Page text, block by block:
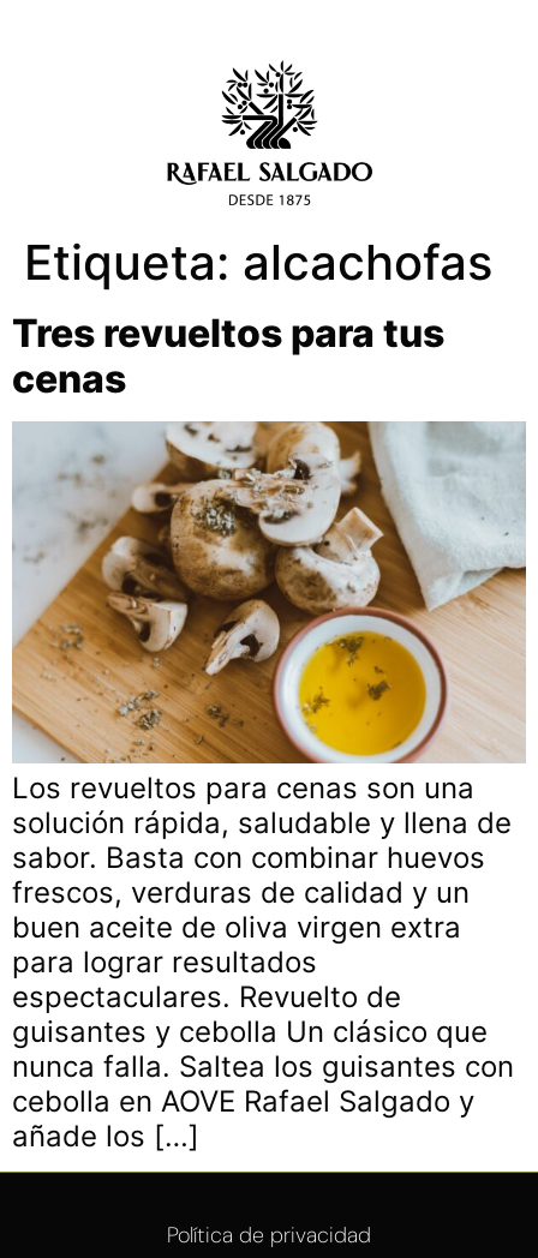
Etiqueta: alcachofas
Tres revueltos para tus
cenas
Los revueltos para cenas son una
solución rápida, saludable y llena de
sabor. Basta con combinar huevos
frescos, verduras de calidad y un
buen aceite de oliva virgen extra
para lograr resultados
espectaculares. Revuelto de
guisantes y cebolla Un clásico que
nunca falla. Saltea los guisantes con
cebolla en AOVE Rafael Salgado y
añade los […]
Política de privacidad